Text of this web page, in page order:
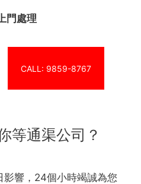
門處理
CALL: 9859-8767
等通渠公司？
響，24個小時竭誠為您